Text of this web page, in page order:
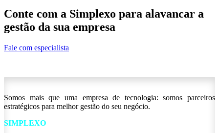
Conte com a Simplexo para alavancar a
gestão da sua empresa
Fale com especialista
Somos mais que uma empresa de tecnologia: somos parceiros
estratégicos para melhor gestão do seu negócio.
SIMPLEXO